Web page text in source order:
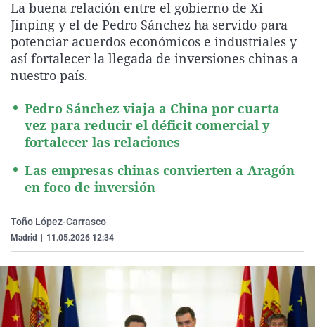
La rosa de los vientos
Gente viajera
Como el perro y el
Caso
Retornados
Equipo de
Extremadura
Galicia
La Rioja
País Vasco
Virales
Televisión
Elecciones
La buena relación entre el gobierno de Xi
Jinping y el de Pedro Sánchez ha servido para
potenciar acuerdos económicos e industriales y
así fortalecer la llegada de inversiones chinas a
nuestro país.
Pedro Sánchez viaja a China por cuarta
vez para reducir el déficit comercial y
fortalecer las relaciones
Las empresas chinas convierten a Aragón
en foco de inversión
Toño López-Carrasco
Madrid 11.05.2026 12:34